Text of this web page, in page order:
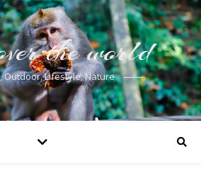
the world
Outdoor, Lifestyle, Nature